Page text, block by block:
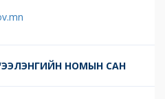
НОМЫН САН